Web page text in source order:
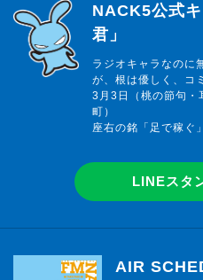
らじっと君
NACK5公式
君」
ラジオキャラなのに
が、根は優しく、コ
3月3日（桃の節句・
町）
座右の銘「足で稼ぐ」
LINEスタ
AIR